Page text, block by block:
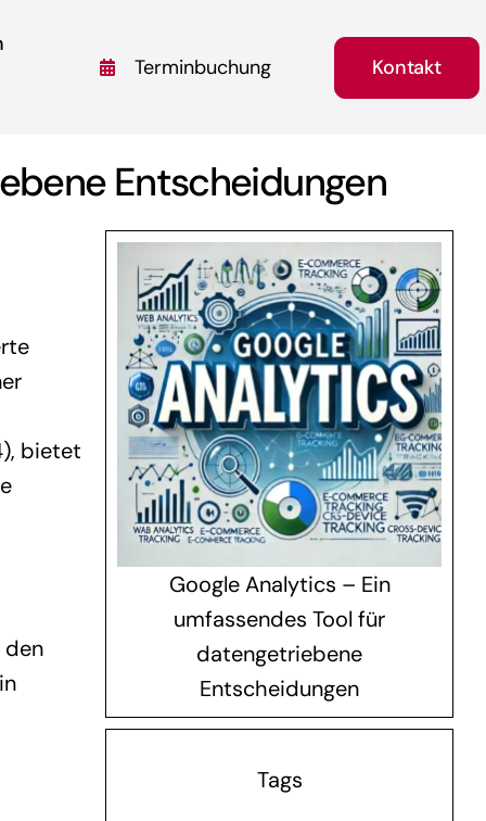
Terminbuchung Kontakt
Entscheidungen
bietet
den
Google Analytics – Ein
umfassendes Tool für
datengetriebene
Entscheidungen
Tags